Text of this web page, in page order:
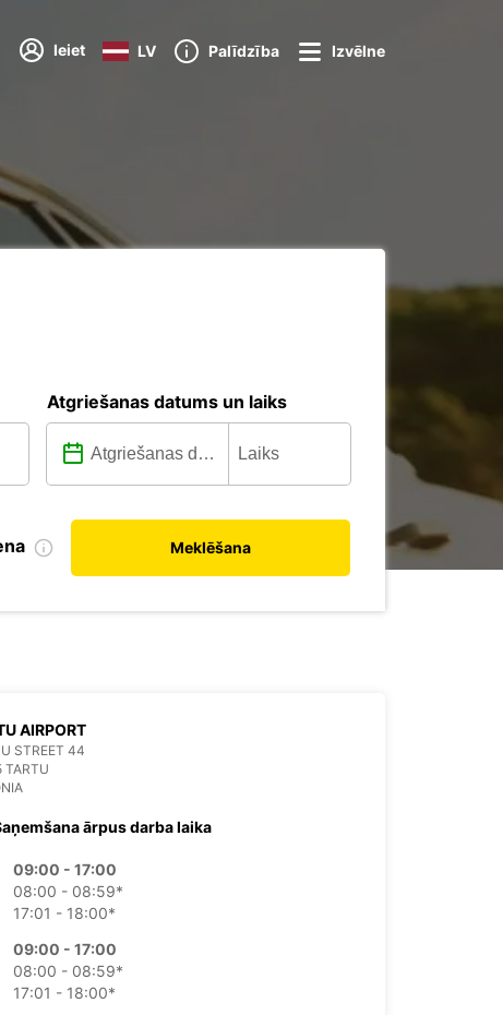
Ieiet LV Palīdzība Izvēlne
Atgriešanas datums un laiks
Meklēšana
AIRPORT
STREET 44
TARTU
ārpus darba laika
09:00 - 17:00
08:00 - 08:59*
17:01 - 18:00*
09:00 - 17:00
08:00 - 08:59*
17:01 - 18:00*